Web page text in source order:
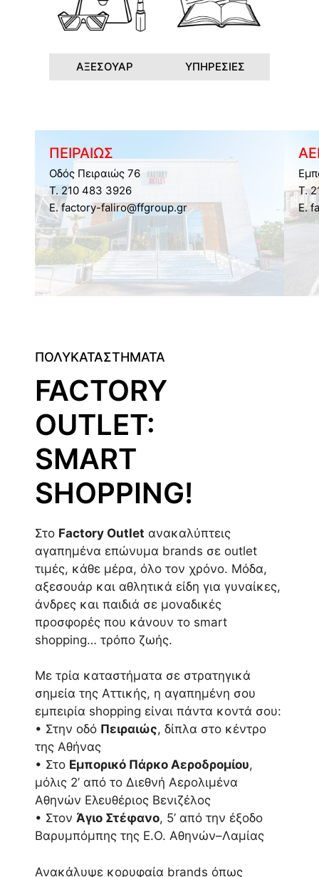
ΑΞΕΣΟΥΑΡ ΥΠΗΡΕΣΙΕΣ
ΠΟΛΥΚΑΤΑΣΤΗΜΑΤΑ
FACTORY
OUTLET:
SMART
SHOPPING!
Στο Factory Outlet ανακαλύπτεις
αγαπημένα επώνυμα brands σε outlet
τιμές, κάθε μέρα, όλο τον χρόνο. Μόδα,
αξεσουάρ και αθλητικά είδη για γυναίκες,
άνδρες και παιδιά σε μοναδικές
προσφορές που κάνουν το smart
shopping… τρόπο ζωής.
Με τρία καταστήματα σε στρατηγικά
σημεία της Αττικής, η αγαπημένη σου
εμπειρία shopping είναι πάντα κοντά σου:
• Στην οδό Πειραιώς, δίπλα στο κέντρο
της Αθήνας
• Στο Εμπορικό Πάρκο Αεροδρομίου,
μόλις 2’ από το Διεθνή Αερολιμένα
Αθηνών Ελευθέριος Βενιζέλος
• Στον Άγιο Στέφανο, 5’ από την έξοδο
Βαρυμπόμπης της Ε.Ο. Αθηνών–Λαμίας
Ανακάλυψε κορυφαία brands όπως
ΠΕΙΡΑΙΩΣ
Οδός Πειραιώς 76
Τ. 210 483 3926
E. factory-faliro@ffgroup.gr
Τ.
E.